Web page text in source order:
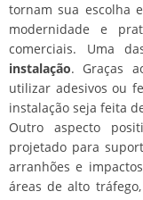
tornam sua escolha
modernidade e
comerciais. Uma
instalação. Graças
utilizar adesivos ou
instalação seja feita
Outro aspecto
projetado para
arranhões e
áreas de alto